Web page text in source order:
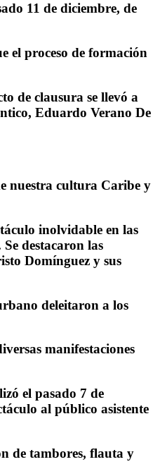
11 de diciembre, de
el proceso de formación
de clausura se llevó a
Eduardo Verano De
nuestra cultura Caribe y
inolvidable en las
destacaron las
Domínguez y sus
deleitaron a los
manifestaciones
el pasado 7 de
al público asistente
de tambores, flauta y